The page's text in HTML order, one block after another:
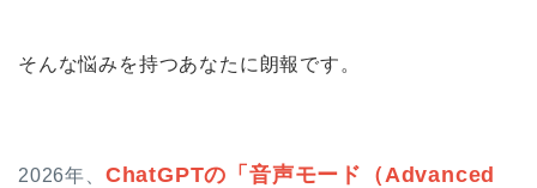
そんな悩みを持つあなたに朗報です。
2026年、 ChatGPTの「音声モード（Advanced